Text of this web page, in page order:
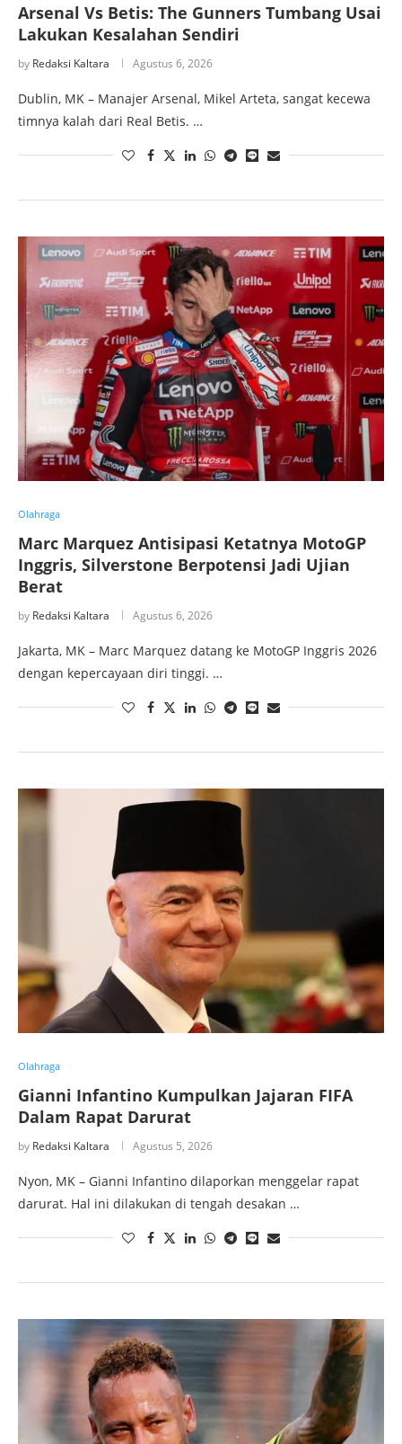
Arsenal Vs Betis: The Gunners Tumbang Usai
Lakukan Kesalahan Sendiri
by Redaksi Kaltara Agustus 6, 2026
Dublin, MK – Manajer Arsenal, Mikel Arteta, sangat kecewa
timnya kalah dari Real Betis. …
Olahraga
Marc Marquez Antisipasi Ketatnya MotoGP
Inggris, Silverstone Berpotensi Jadi Ujian
Berat
by Redaksi Kaltara Agustus 6, 2026
Jakarta, MK – Marc Marquez datang ke MotoGP Inggris 2026
dengan kepercayaan diri tinggi. …
Olahraga
Gianni Infantino Kumpulkan Jajaran FIFA
Dalam Rapat Darurat
by Redaksi Kaltara Agustus 5, 2026
Nyon, MK – Gianni Infantino dilaporkan menggelar rapat
darurat. Hal ini dilakukan di tengah desakan …